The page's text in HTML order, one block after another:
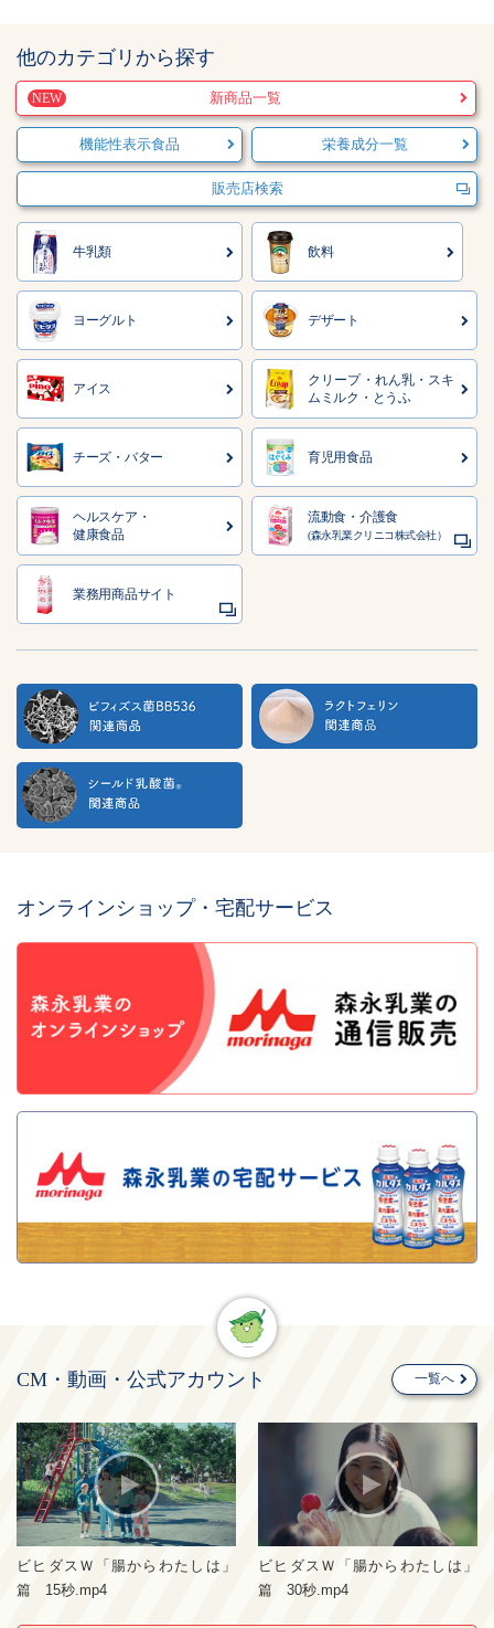
他のカテゴリから探す
NEW 新商品一覧
機能性表示食品 栄養成分一覧
販売店検索
牛乳類 飲料
ヨーグルト デザート
アイス
クリープ・れん乳・ スキ
ムミルク・ とうふ
チーズ・バター 育児用食品
ヘルスケア・
健康食品
流動食・介護食
(森永乳業クリニコ株式会社）
業務用商品サイト
オンラインショップ・宅配サービス
CM・動画・公式アカウント 一覧へ
ビヒダスＷ「腸からわたしは」
篇 15秒.mp4
ビヒダスＷ「腸からわたしは」
篇 30秒.mp4